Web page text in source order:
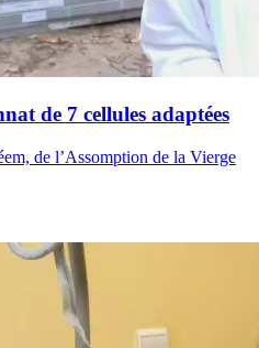
de 7 cellules adaptées
de l’Assomption de la Vierge